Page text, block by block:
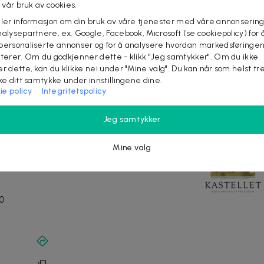
rom med fantastisk havutsikt mot Vaxholmsfjärden.
i et avslappet skjærgårdsmiljø. Hamnkrogen elsker
på Rindö, Waxholmsbryggeri, Hop Notch
også med Destination Vaxholm, lokalforeninger,
bruk av cookies.
informasjon om din bruk av våre tjenester med våre
ex. Google, Facebook, Microsoft (se cookiepolicy) for
annonser og for å analysere hvordan
Om du godkjenner dette - klikk "Jeg samtykker". Om du ikke
dette, kan du klikke nei under "Mine valg". Du kan når som helst
ditt samtykke under innstillingene dine.
policy
Integritetspolicy
Jeg samtykker
Mine valg